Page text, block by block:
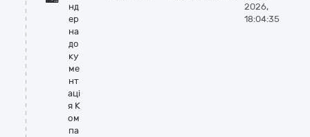
нд
ер
на
до
ку
ме
нт
аці
я К
ом
па
2026,
18:04:35